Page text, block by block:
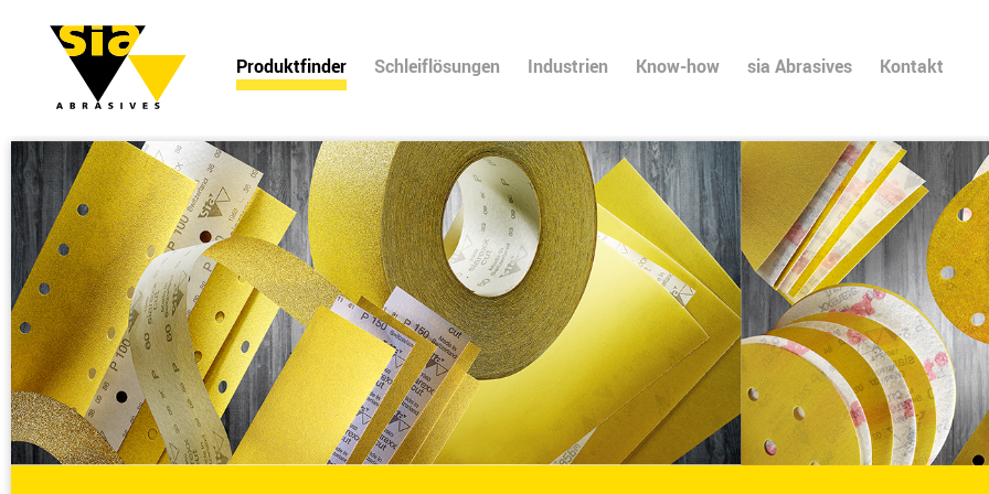
Produktfinder Schleiflösungen Industrien Know-how sia Abrasives Kontakt